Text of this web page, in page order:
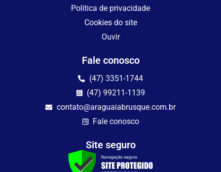
Política de privacidade
Cookies do site
Ouvir
Fale conosco
(47) 3351-1744
(47) 99211-1139
contato@araguaiabrusque.com.br
Fale conosco
Site seguro